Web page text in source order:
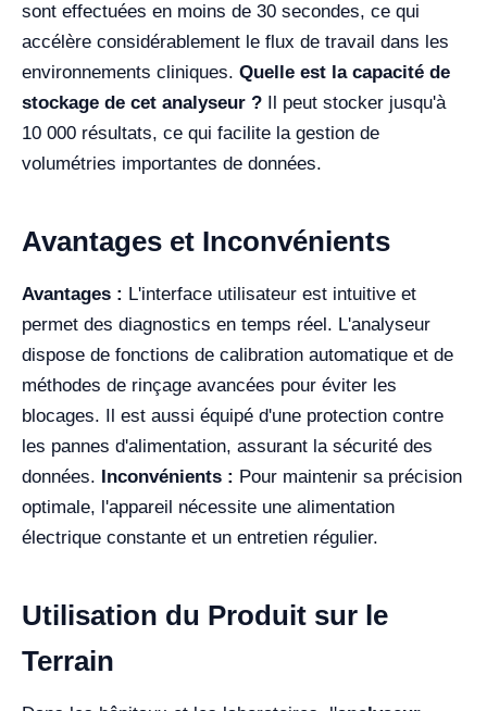
sont effectuées en moins de 30 secondes, ce qui
accélère considérablement le flux de travail dans les
environnements cliniques. Quelle est la capacité de
stockage de cet analyseur ? Il peut stocker jusqu'à
10 000 résultats, ce qui facilite la gestion de
volumétries importantes de données.
Avantages et Inconvénients
Avantages : L'interface utilisateur est intuitive et
permet des diagnostics en temps réel. L'analyseur
dispose de fonctions de calibration automatique et de
méthodes de rinçage avancées pour éviter les
blocages. Il est aussi équipé d'une protection contre
les pannes d'alimentation, assurant la sécurité des
données. Inconvénients : Pour maintenir sa précision
optimale, l'appareil nécessite une alimentation
électrique constante et un entretien régulier.
Utilisation du Produit sur le
Terrain